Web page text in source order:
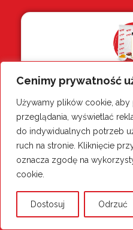
Cenimy prywatność
Używamy plików cookie, aby
przeglądania, wyświetlać
do indywidualnych potrzeb
ruch na stronie. Kliknięcie
oznacza zgodę na
cookie.
Dostosuj Odrzuć